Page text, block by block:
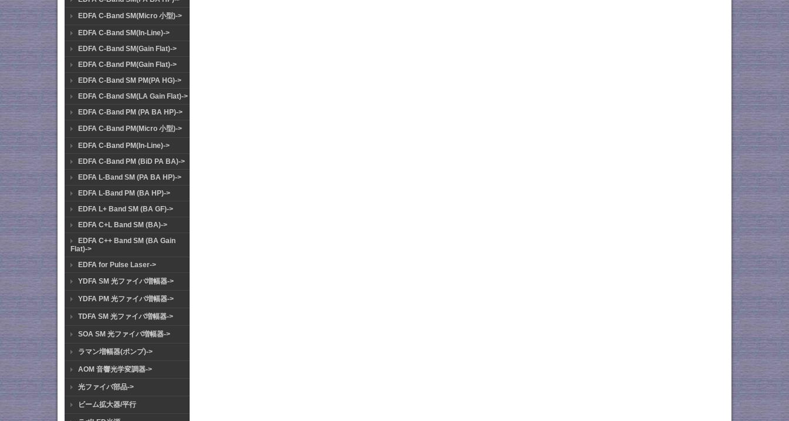
EDFA C-Band SM(Micro 小型)->
EDFA C-Band SM(In-Line)->
EDFA C-Band SM(Gain Flat)->
EDFA C-Band PM(Gain Flat)->
EDFA C-Band SM PM(PA HG)->
EDFA C-Band SM(LA Gain Flat)->
EDFA C-Band PM (PA BA HP)->
EDFA C-Band PM(Micro 小型)->
EDFA C-Band PM(In-Line)->
EDFA C-Band PM (BiD PA BA)->
EDFA L-Band SM (PA BA HP)->
EDFA L-Band PM (BA HP)->
EDFA L+ Band SM (BA GF)->
EDFA C+L Band SM (BA)->
EDFA C++ Band SM (BA Gain
Flat)->
EDFA for Pulse Laser->
YDFA SM 光ファイバ増幅器->
YDFA PM 光ファイバ増幅器->
TDFA SM 光ファイバ増幅器->
SOA SM 光ファイバ増幅器->
ラマン増幅器(ポンプ)->
AOM 音響光学変調器->
光ファイバ部品->
ビーム拡大器/平行